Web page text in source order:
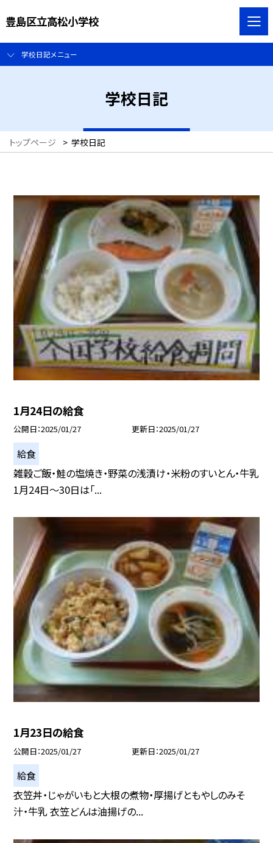
豊島区立高松小学校
学校日記メニュー
学校日記
トップページ > 学校日記
1月24日の給食
公開日 2025/01/27 更新日 2025/01/27
給食
雑穀ご飯・鮭の塩焼き・野菜の浅漬け・米粉のすいとん・牛乳
1月24日〜30日は「...
1月23日の給食
公開日 2025/01/27 更新日 2025/01/27
給食
衣笠丼・じゃがいもと大根の煮物・厚揚げともやしのみそ
汁・牛乳 衣笠どんは油揚げの...